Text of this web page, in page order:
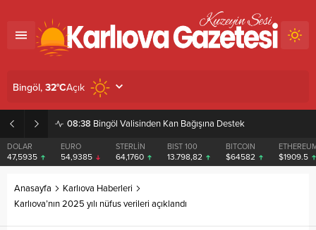
08:38 Bingöl Valisinden Kan Bağışına Destek
DOLAR
47,5935
EURO
54,9385
STERLİN
64,1760
BIST 100
13.798,82
BITCOIN
$64582 $1909.5
Bingöl, 32°CAçık
Anasayfa
Karlıova Haberleri
Karlıova’nın 2025 yılı nüfus verileri açıklandı